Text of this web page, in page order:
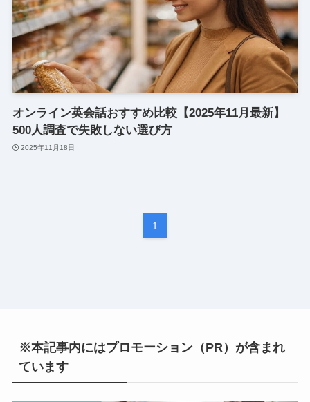
オンライン英会話おすすめ比較【2025年11月最新】
500人調査で失敗しない選び方
2025年11月18日
1
※本記事内にはプロモーション（PR）が含まれ
ています